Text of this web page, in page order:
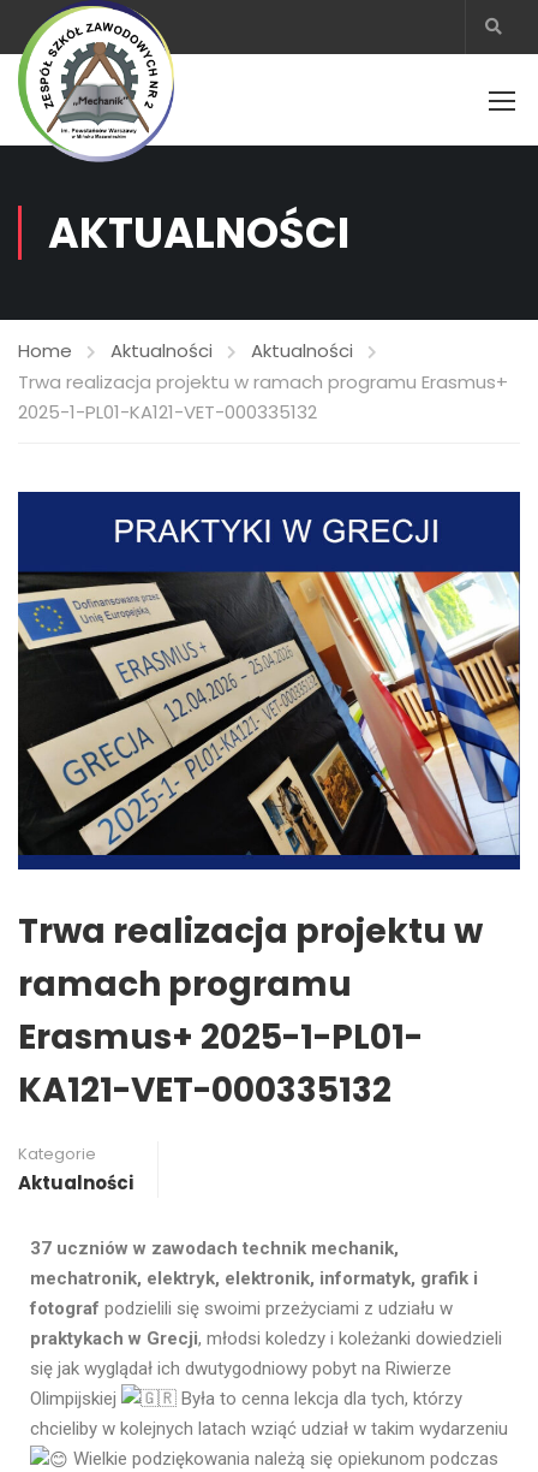
AKTUALNOŚCI
Home Aktualności
Aktualności
Trwa realizacja projektu w ramach programu Erasmus+
2025-1-PL01-KA121-VET-000335132
Trwa realizacja projektu w
ramach programu
Erasmus+ 2025-1-PL01-
KA121-VET-000335132
Kategorie
Aktualności
37 uczniów w zawodach technik mechanik,
mechatronik, elektryk, elektronik, informatyk, grafik i
fotograf podzielili się swoimi przeżyciami z udziału w
praktykach w Grecji, młodsi koledzy i koleżanki dowiedzieli
się jak wyglądał ich dwutygodniowy pobyt na Riwierze
Olimpijskiej
Była to cenna lekcja dla tych, którzy
chcieliby w kolejnych latach wziąć udział w takim wydarzeniu
Wielkie podziękowania należą się opiekunom podczas